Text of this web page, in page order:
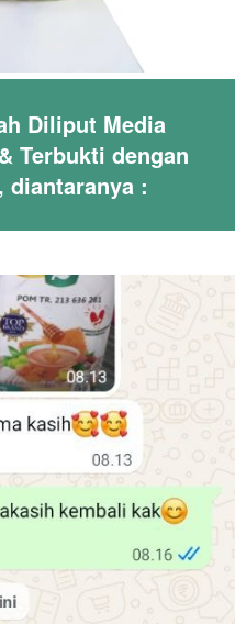
Diliput Media
Terbukti dengan
: